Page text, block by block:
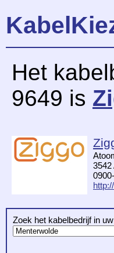
Het
9649 is
3542
Zoek het kabelbedrijf in